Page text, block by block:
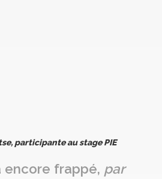
participante au stage PIE
encore frappé, par